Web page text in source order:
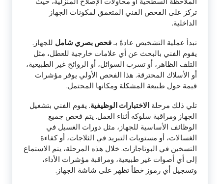
تركز على الفحص الفني المتعمق لمكونات الجهاز
الداخلية.
تبدأ عملية التشخيص عادةً بـفحص بصري شامل للجهاز.
يقوم الفني بالبحث عن أي علامات خارجية للعطل، مثل
التلف الظاهر، أو تسرب السوائل، أو الروائح غير الطبيعية،
أو الأسلاك المحترقة. هذا الفحص الأولي يوفر مؤشرات
قيمة حول طبيعة المشكلة ومكانها المحتمل.
تلي ذلك مرحلة الاختبارات الوظيفية. يقوم الفني بتشغيل
الجهاز ومراقبة سلوكه أثناء العمل. يتم فحص جميع
الوظائف الأساسية للجهاز، مثل دورات الغسيل في
الغسالات، أو مستويات التبريد في الثلاجات، أو كفاءة
التسخين في البوتاجازات. خلال هذه المرحلة، يتم الاستماع
إلى أي أصوات غير طبيعية، ومراقبة مؤشرات الأداء،
وتسجيل أي رموز خطأ تظهر على شاشة الجهاز.